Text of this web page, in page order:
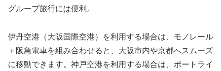
グループ旅行には便利。
伊丹空港（大阪国際空港）を利用する場合は、モノレール
＋阪急電車を組み合わせると、大阪市内や京都へスムーズ
に移動できます。神戸空港を利用する場合は、ポートライ